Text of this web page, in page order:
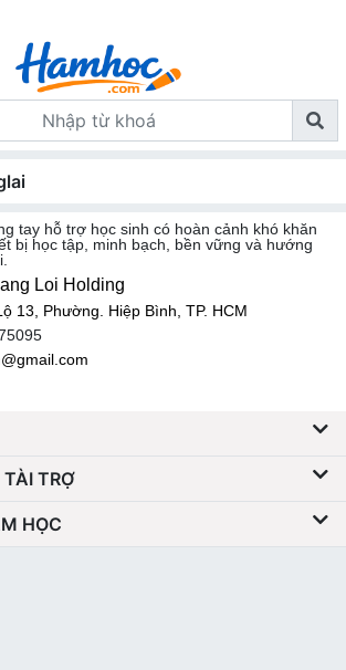
tay hỗ trợ học sinh có hoàn cảnh khó khăn
bị học tập, minh bạch, bền vững và hướng
Loi Holding
13, Phường. Hiệp Bình, TP. HCM
TRỢ
HỌC